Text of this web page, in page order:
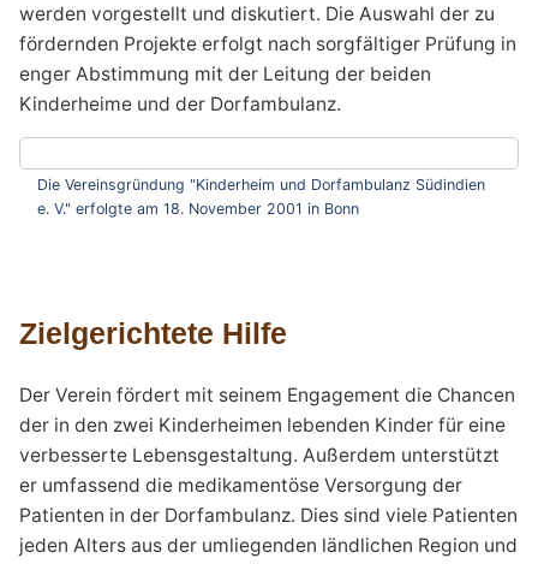
werden vorgestellt und diskutiert. Die Auswahl der zu
fördernden Projekte erfolgt nach sorgfältiger Prüfung in
enger Abstimmung mit der Leitung der beiden
Kinderheime und der Dorfambulanz.
Die Vereinsgründung "Kinderheim und Dorfambulanz Süd­indien
e. V." erfolgte am 18. November 2001 in Bonn
Zielgerichtete Hilfe
Der Verein fördert mit seinem Engagement die Chancen
der in den zwei Kinderheimen lebenden Kinder für eine
verbesserte Lebensgestaltung. Außerdem unterstützt
er umfassend die medikamentöse Versorgung der
Patienten in der Dorfambulanz. Dies sind viele Patienten
jeden Alters aus der umliegenden ländlichen Region und